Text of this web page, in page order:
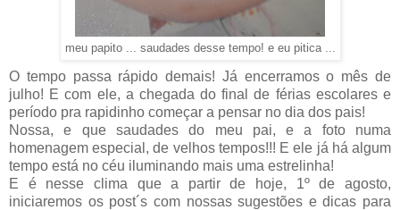
meu papito ... saudades desse tempo! e eu pitica ...
O tempo passa rápido demais! Já encerramos o mês de
julho! E com ele, a chegada do final de férias escolares e
período pra rapidinho começar a pensar no dia dos pais!
Nossa, e que saudades do meu pai, e a foto numa
homenagem especial, de velhos tempos!!! E ele já há algum
tempo está no céu iluminando mais uma estrelinha!
E é nesse clima que a partir de hoje, 1º de agosto,
iniciaremos os post´s com nossas sugestões e dicas para